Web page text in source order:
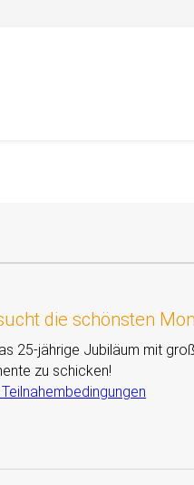
die schönsten
25-jährige Jubiläum mit
zu schicken!